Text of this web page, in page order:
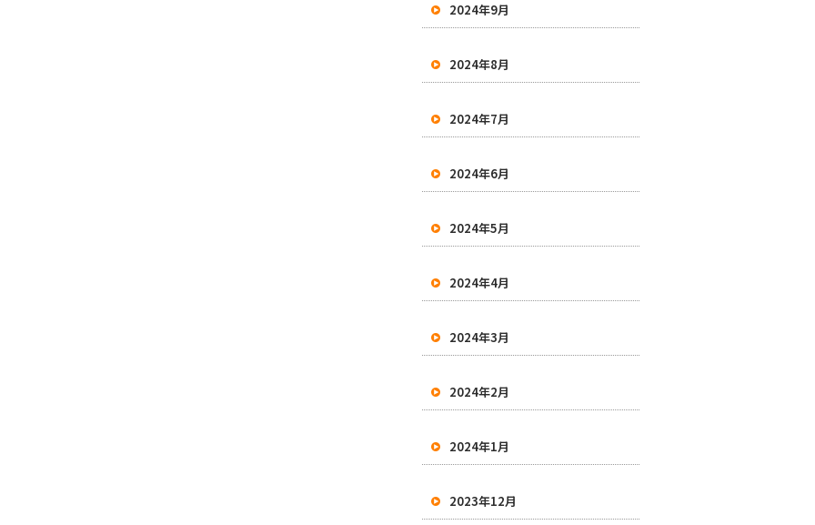
2024年9月
2024年8月
2024年7月
2024年6月
2024年5月
2024年4月
2024年3月
2024年2月
2024年1月
2023年12月